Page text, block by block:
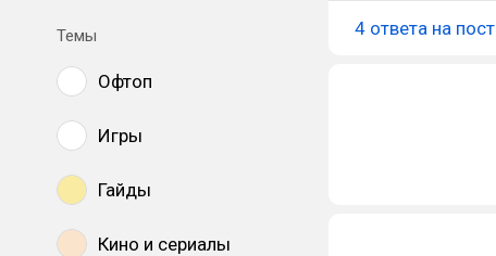
Темы
Офтоп
Игры
Гайды
Кино и сериалы
4 ответа на пост